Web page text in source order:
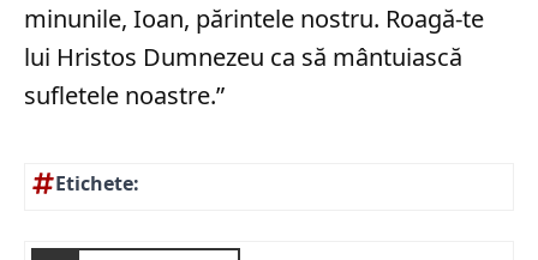
minunile, Ioan, părintele nostru. Roagă-te
lui Hristos Dumnezeu ca să mântuiască
sufletele noastre.”
Etichete: